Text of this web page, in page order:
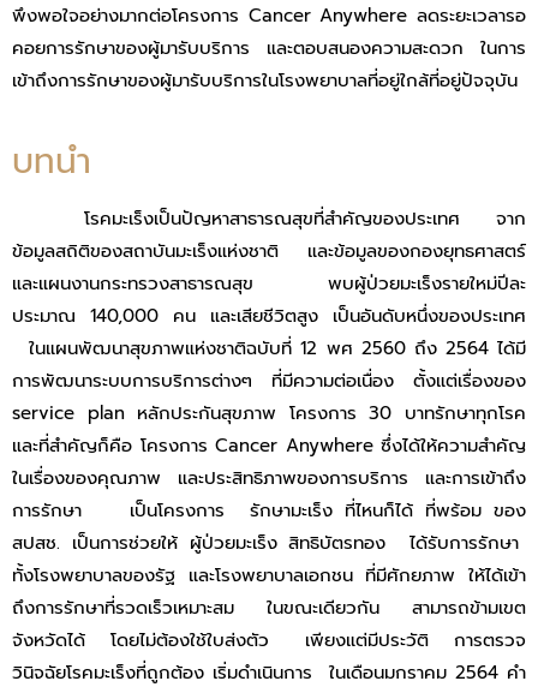
พึงพอใจอย่างมากต่อโครงการ Cancer Anywhere ลดระยะเวลารอ
คอยการรักษาของผู้มารับบริการ และตอบสนองความสะดวก ในการ
เข้าถึงการรักษาของผู้มารับบริการในโรงพยาบาลที่อยู่ใกล้ที่อยู่ปัจจุบัน
บทนํา
โรคมะเร็งเป็นปัญหาสาธารณสุขที่สําคัญของประเทศ จาก
ข้อมูลสถิติของสถาบันมะเร็งแห่งชาติ และข้อมูลของกองยุทธศาสตร์
และแผนงานกระทรวงสาธารณสุข พบผู้ป่วยมะเร็งรายใหม่ปีละ
ประมาณ 140,000 คน และเสียชีวิตสูง เป็นอันดับหนึ่งของประเทศ
ในแผนพัฒนาสุขภาพแห่งชาติฉบับที่ 12 พศ 2560 ถึง 2564 ได้มี
การพัฒนาระบบการบริการต่างๆ ที่มีความต่อเนื่อง ตั้งแต่เรื่องของ
service plan หลักประกันสุขภาพ โครงการ 30 บาทรักษาทุกโรค
และที่สําคัญก็คือ โครงการ Cancer Anywhere ซึ่งได้ให้ความสําคัญ
ในเรื่องของคุณภาพ และประสิทธิภาพของการบริการ และการเข้าถึง
การรักษา เป็นโครงการ รักษามะเร็ง ที่ไหนก็ได้ ที่พร้อม ของ
สปสช. เป็นการช่วยให้ ผู้ป่วยมะเร็ง สิทธิบัตรทอง ได้รับการรักษา
ทั้งโรงพยาบาลของรัฐ และโรงพยาบาลเอกชน ที่มีศักยภาพ ให้ได้เข้า
ถึงการรักษาที่รวดเร็วเหมาะสม ในขณะเดียวกัน สามารถข้ามเขต
จังหวัดได้ โดยไม่ต้องใช้ใบส่งตัว เพียงแต่มีประวัติ การตรวจ
วินิจฉัยโรคมะเร็งที่ถูกต้อง เริ่มดําเนินการ ในเดือนมกราคม 2564 คํา